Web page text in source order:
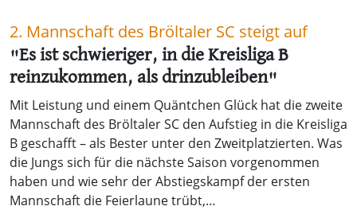
2. Mannschaft des Bröltaler SC steigt auf
"Es ist schwieriger, in die Kreisliga B
reinzukommen, als drinzubleiben"
Mit Leistung und einem Quäntchen Glück hat die zweite
Mannschaft des Bröltaler SC den Aufstieg in die Kreisliga
B geschafft – als Bester unter den Zweitplatzierten. Was
die Jungs sich für die nächste Saison vorgenommen
haben und wie sehr der Abstiegskampf der ersten
Mannschaft die Feierlaune trübt,…